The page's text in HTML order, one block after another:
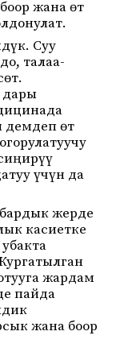
жана өт
Суу
талаа-
демдеп өт
үчүн да
жерде
касиетке
жардам
пайда
жана боор